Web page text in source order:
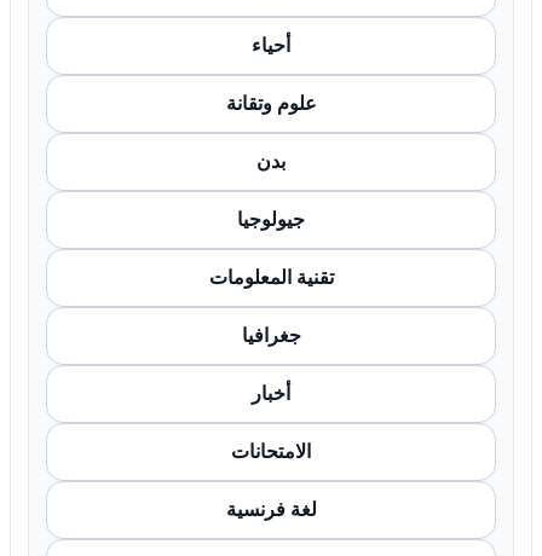
أحياء
علوم وتقانة
بدن
جيولوجيا
تقنية المعلومات
جغرافيا
أخبار
الامتحانات
لغة فرنسية